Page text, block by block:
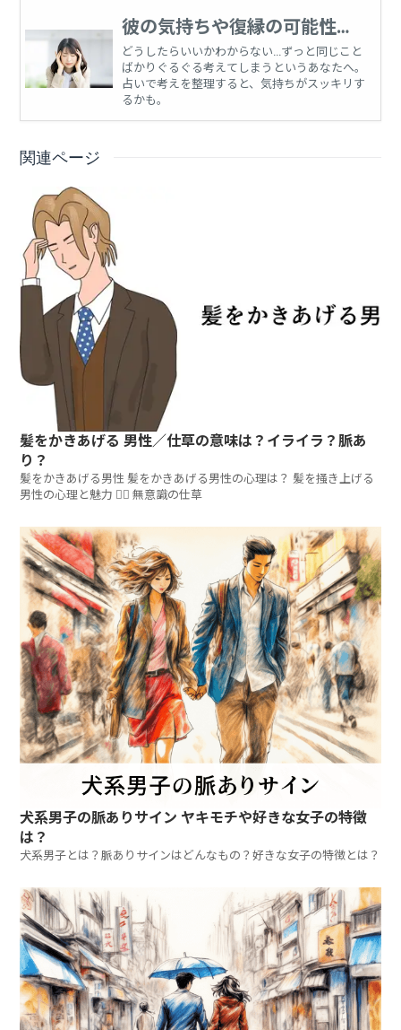
彼の気持ちや復縁の可能性、
恋愛に関する悩みを占う
どうしたらいいかわからない…ずっと同じこと
ばかりぐるぐる考えてしまうというあなたへ。
占いで考えを整理すると、気持ちがスッキリす
るかも。
関連ページ
髪をかきあげる 男性／仕草の意味は？イライラ？脈あ
り？
髪をかきあげる男性 髪をかきあげる男性の心理は？ 髪を掻き上げる
男性の心理と魅力 💇‍♂️ 無意識の仕草
犬系男子の脈ありサイン ヤキモチや好きな女子の特徴
は？
犬系男子とは？脈ありサインはどんなもの？好きな女子の特徴とは？